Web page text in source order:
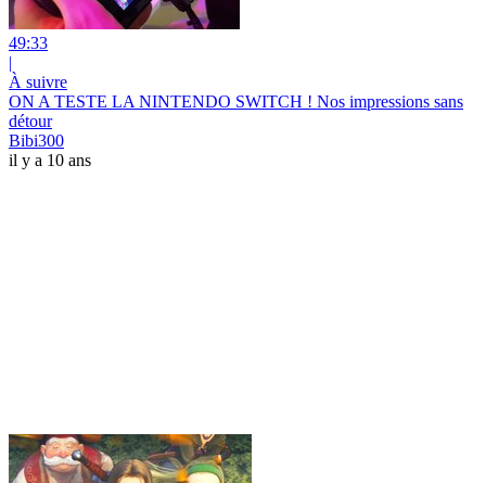
49:33
|
À suivre
ON A TESTE LA NINTENDO SWITCH ! Nos impressions sans
détour
Bibi300
il y a 10 ans